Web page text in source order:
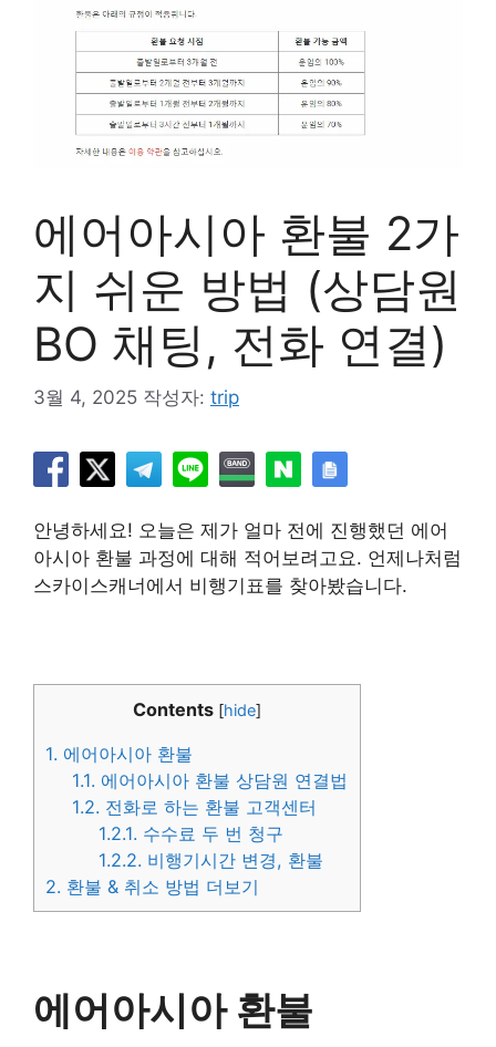
에어아시아 환불 2가
지 쉬운 방법 (상담원
BO 채팅, 전화 연결)
3월 4, 2025 작성자: trip
안녕하세요! 오늘은 제가 얼마 전에 진행했던 에어
아시아 환불 과정에 대해 적어보려고요. 언제나처럼
스카이스캐너에서 비행기표를 찾아봤습니다.
Contents [hide]
1. 에어아시아 환불
1.1. 에어아시아 환불 상담원 연결법
1.2. 전화로 하는 환불 고객센터
1.2.1. 수수료 두 번 청구
1.2.2. 비행기시간 변경, 환불
2. 환불 & 취소 방법 더보기
에어아시아 환불